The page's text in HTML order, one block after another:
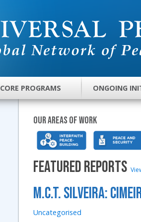
CORE PROGRAMS ONGOING
Our areas of work
FEATURED REPORTS
M.C.T. Silveira:
Uncategorised